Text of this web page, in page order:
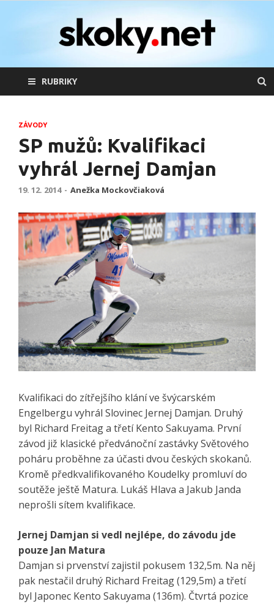
skoky.net
skoky na lyžích
RUBRIKY
ZÁVODY
SP mužů: Kvalifikaci
vyhrál Jernej Damjan
19. 12. 2014 - Anežka Mockovčiaková
Kvalifikaci do zítřejšího klání ve švýcarském
Engelbergu vyhrál Slovinec Jernej Damjan. Druhý
byl Richard Freitag a třetí Kento Sakuyama. První
závod již klasické předvánoční zastávky Světového
poháru proběhne za účasti dvou českých skokanů.
Kromě předkvalifikovaného Koudelky promluví do
soutěže ještě Matura. Lukáš Hlava a Jakub Janda
neprošli sítem kvalifikace.
Jernej Damjan si vedl nejlépe, do závodu jde
pouze Jan Matura
Damjan si prvenství zajistil pokusem 132,5m. Na něj
pak nestačil druhý Richard Freitag (129,5m) a třetí
byl Japonec Kento Sakuyama (136m). Čtvrtá pozice